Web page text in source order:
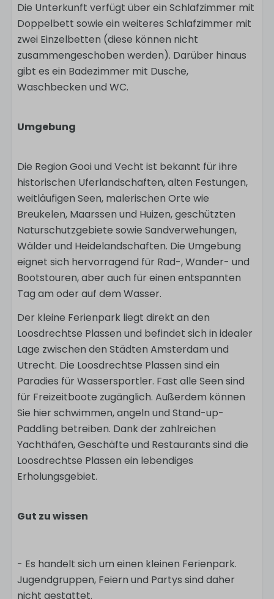
Die Unterkunft verfügt über ein Schlafzimmer mit
Doppelbett sowie ein weiteres Schlafzimmer mit
zwei Einzelbetten (diese können nicht
zusammengeschoben werden). Darüber hinaus
gibt es ein Badezimmer mit Dusche,
Waschbecken und WC.
Umgebung
Die Region Gooi und Vecht ist bekannt für ihre
historischen Uferlandschaften, alten Festungen,
weitläufigen Seen, malerischen Orte wie
Breukelen, Maarssen und Huizen, geschützten
Naturschutzgebiete sowie Sandverwehungen,
Wälder und Heidelandschaften. Die Umgebung
eignet sich hervorragend für Rad-, Wander- und
Bootstouren, aber auch für einen entspannten
Tag am oder auf dem Wasser.
Der kleine Ferienpark liegt direkt an den
Loosdrechtse Plassen und befindet sich in idealer
Lage zwischen den Städten Amsterdam und
Utrecht. Die Loosdrechtse Plassen sind ein
Paradies für Wassersportler. Fast alle Seen sind
für Freizeitboote zugänglich. Außerdem können
Sie hier schwimmen, angeln und Stand-up-
Paddling betreiben. Dank der zahlreichen
Yachthäfen, Geschäfte und Restaurants sind die
Loosdrechtse Plassen ein lebendiges
Erholungsgebiet.
Gut zu wissen
- Es handelt sich um einen kleinen Ferienpark.
Jugendgruppen, Feiern und Partys sind daher
nicht gestattet.